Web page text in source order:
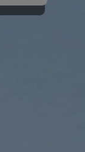
заявку